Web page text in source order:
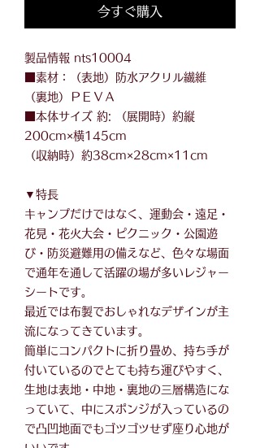
今すぐ購入
製品情報 nts10004
■素材：（表地）防水アクリル繊維
（裏地）ＰＥＶＡ
■本体サイズ 約: （展開時）約縦
200cm×横145cm
（収納時）約38cm×28cm×11cm
▼特長
キャンプだけではなく、運動会・遠足・
花見・花火大会・ピクニック・公園遊
び・防災避難用の備えなど、色々な場面
で通年を通して活躍の場が多いレジャー
シートです。
最近では布製でおしゃれなデザインが主
流になってきています。
簡単にコンパクトに折り畳め、持ち手が
付いているのでとても持ち運びやすく、
生地は表地・中地・裏地の三層構造にな
っていて、中にスポンジが入っているの
で凸凹地面でもゴツゴツせず座り心地が